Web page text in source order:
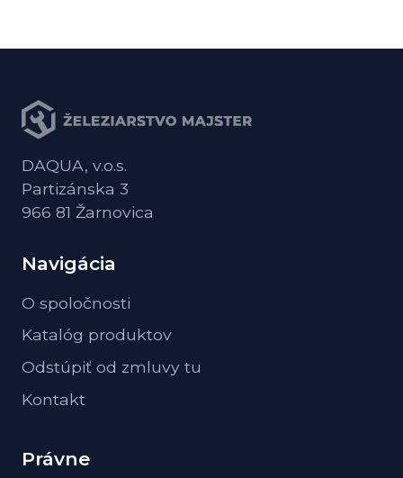
DAQUA, v.o.s.
Partizánska 3
966 81 Žarnovica
Navigácia
O spoločnosti
Katalóg produktov
Odstúpiť od zmluvy tu
Kontakt
Právne